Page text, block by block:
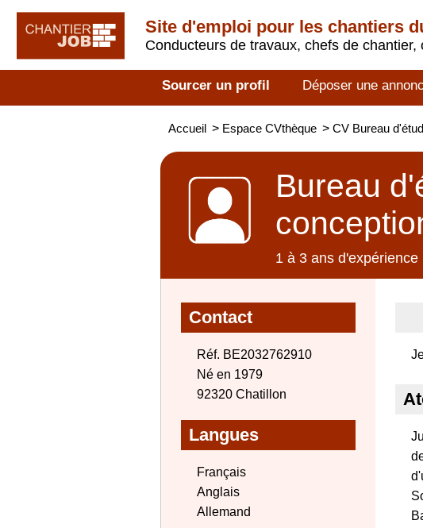
Site d'emploi pour les chantiers
Conducteurs de travaux, chefs de chantier,
Sourcer un profil Déposer une
Accueil > Espace CVthèque > CV Bureau
Bureau
1 à 3 ans d'expérience
Contact
Réf. BE2032762910
Né en 1979
92320 Chatillon
Langues
Français
Anglais
Allemand